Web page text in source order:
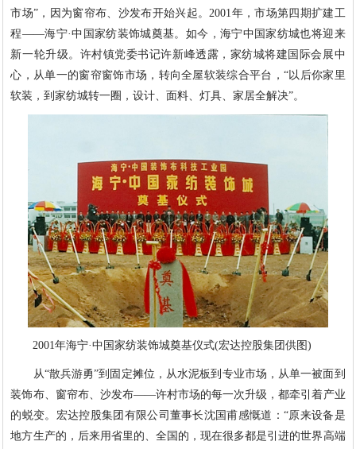
市场”，因为窗帘布、沙发布开始兴起。2001年，市场第四期扩建工
程——海宁·中国家纺装饰城奠基。如今，海宁中国家纺城也将迎来
新一轮升级。许村镇党委书记许新峰透露，家纺城将建国际会展中
心，从单一的窗帘窗饰市场，转向全屋软装综合平台，“以后你家里
软装，到家纺城转一圈，设计、面料、灯具、家居全解决”。
2001年海宁·中国家纺装饰城奠基仪式(宏达控股集团供图)
从“散兵游勇”到固定摊位，从水泥板到专业市场，从单一被面到
装饰布、窗帘布、沙发布——许村市场的每一次升级，都牵引着产业
的蜕变。宏达控股集团有限公司董事长沈国甫感慨道：“原来设备是
地方生产的，后来用省里的、全国的，现在很多都是引进的世界高端